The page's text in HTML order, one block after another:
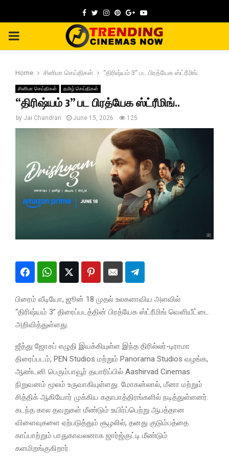
Facebook
TwitterInstagram
Pinterest
GoogleYoutube
PRIMARY
Home சினிமா செய்திகள் “திரிஷ்யம் 3” பட பிரத்யேக ஸ்ட்ரீமிங்..
சினிமா செய்திகள் தமிழ் செய்திகள்
“திரிஷ்யம் 3” பட பிரத்யேக ஸ்ட்ரீமிங்..
by Jai Chandran June 15, 2026 125
பிரைம் வீடியோ, ஜூன் 18 முதல் உலகளாவிய அளவில்
“திரிஷ்யம் 3” திரைப்படத்தின் பிரத்யேக ஸ்ட்ரீமிங் வெளியீட்டை
அறிவித்துள்ளது.
ஜீத்து ஜோசப் எழுதி இயக்கியுள்ள இந்த திரில்லர்-டிராமா
திரைப்படம், PEN Studios மற்றும் Panorama Studios வழங்க,
ஆண்டனி பெரும்பாவூர் தயாரிப்பில் Aashirvad Cinemas
நிறுவனம் மூலம் உருவாகியுள்ளது. மோகன்லால், மீனா மற்றும்
சித்திக் ஆகியோர் முக்கிய கதாபாத்திரங்களில் நடித்துள்ளனர்.
கடந்த கால தவறுகள் மீண்டும் உயிர்ப்பெற்று ஆபத்தான
விளைவுகளை ஏற்படுத்தும் சூழலில், தனது குடும்பத்தை
காப்பாற்றும் பாதுகாவலனாக ஜார்ஜ்குட்டி மீண்டும்
களமிறங்குகிறார்.